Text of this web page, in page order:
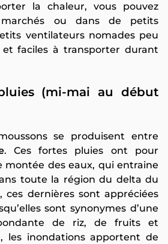
la chaleur, vous pouvez
ou dans de petits
ventilateurs nomades peu
et faciles à transporter durant
(mi-mai au début
se produisent entre
. Ces fortes pluies ont pour
montée des eaux, qui entraine
toute la région du delta du
ces dernières sont appréciées
sont synonymes d’une
de riz, de fruits et
les inondations apportent de